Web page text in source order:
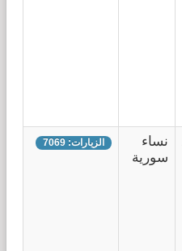
نساء
سورية
الزيارات: 7069